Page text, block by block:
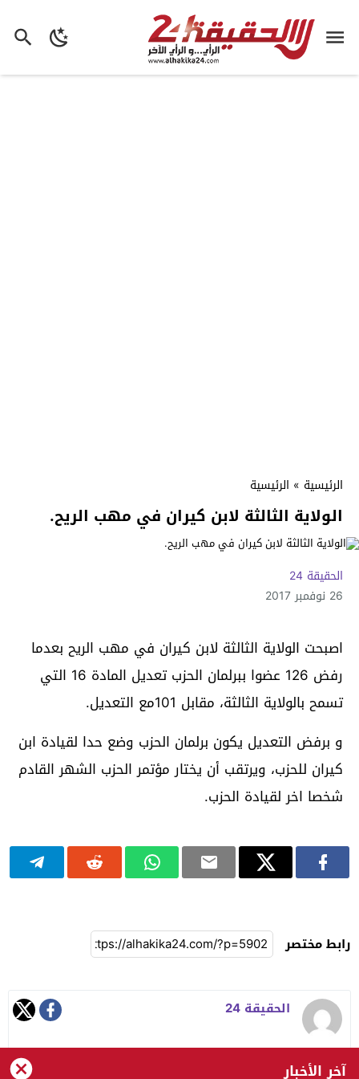
الرئيسية » الرئيسية
الولاية الثالثة لابن كيران في مهب الريح.
الحقيقة 24
26 نوفمبر 2017
اصبحت الولاية الثالثة لابن كيران في مهب الريح بعدما
رفض 126 عضوا ببرلمان الحزب تعديل المادة 16 التي
تسمح بالولاية الثالثة، مقابل 101مع التعديل.
و برفض التعديل يكون برلمان الحزب وضع حدا لقيادة ابن
كيران للحزب، ويرتقب أن يختار مؤتمر الحزب الشهر القادم
شخصا اخر لقيادة الحزب.
رابط مختصر
الحقيقة 24
آخر الأخبار